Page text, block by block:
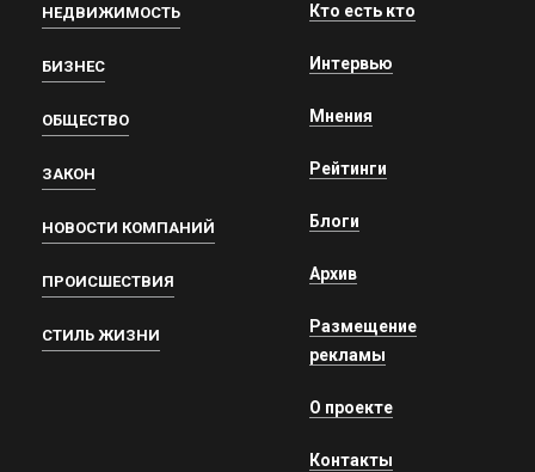
НЕДВИЖИМОСТЬ
БИЗНЕС
ОБЩЕСТВО
ЗАКОН
НОВОСТИ КОМПАНИЙ
ПРОИСШЕСТВИЯ
СТИЛЬ ЖИЗНИ
Кто есть кто
Интервью
Мнения
Рейтинги
Блоги
Архив
Размещение
рекламы
О проекте
Контакты